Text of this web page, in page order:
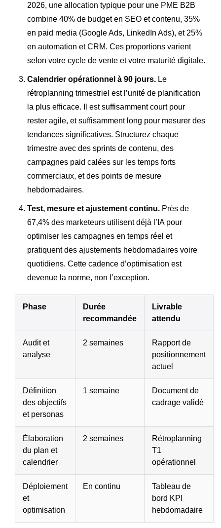
2026, une allocation typique pour une PME B2B
combine 40% de budget en SEO et contenu, 35%
en paid media (Google Ads, LinkedIn Ads), et 25%
en automation et CRM. Ces proportions varient
selon votre cycle de vente et votre maturité digitale.
Calendrier opérationnel à 90 jours. Le
rétroplanning trimestriel est l’unité de planification
la plus efficace. Il est suffisamment court pour
rester agile, et suffisamment long pour mesurer des
tendances significatives. Structurez chaque
trimestre avec des sprints de contenu, des
campagnes paid calées sur les temps forts
commerciaux, et des points de mesure
hebdomadaires.
Test, mesure et ajustement continu. Près de
67,4% des marketeurs utilisent déjà l’IA pour
optimiser les campagnes en temps réel et
pratiquent des ajustements hebdomadaires voire
quotidiens. Cette cadence d’optimisation est
devenue la norme, non l’exception.
Phase
Durée
recommandée
Livrable
attendu
Audit et
analyse
2 semaines
Rapport de
positionnement
actuel
Définition
des objectifs
et personas
1 semaine
Document de
cadrage validé
Élaboration
du plan et
calendrier
2 semaines
Rétroplanning
T1
opérationnel
Déploiement
et
optimisation
En continu
Tableau de
bord KPI
hebdomadaire